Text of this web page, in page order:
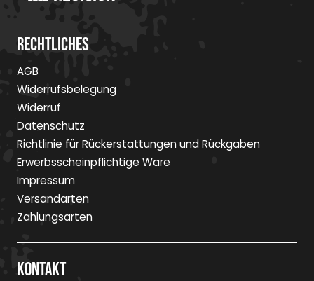
Rechtliches
AGB
Widerrufsbelegung
Widerruf
Datenschutz
Richtlinie für Rückerstattungen und Rückgaben
Erwerbsscheinpflichtige Ware
Impressum
Versandarten
Zahlungsarten
Kontakt